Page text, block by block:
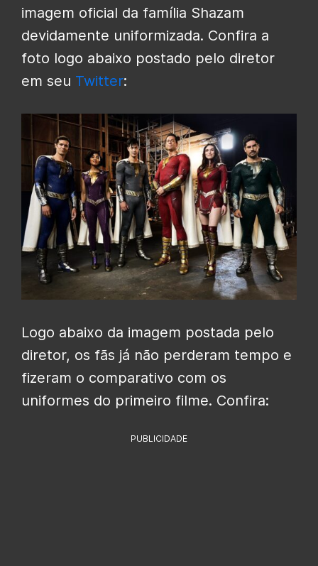
imagem oficial da família Shazam
devidamente uniformizada. Confira a
foto logo abaixo postado pelo diretor
em seu Twitter:
Logo abaixo da imagem postada pelo
diretor, os fãs já não perderam tempo e
fizeram o comparativo com os
uniformes do primeiro filme. Confira:
PUBLICIDADE